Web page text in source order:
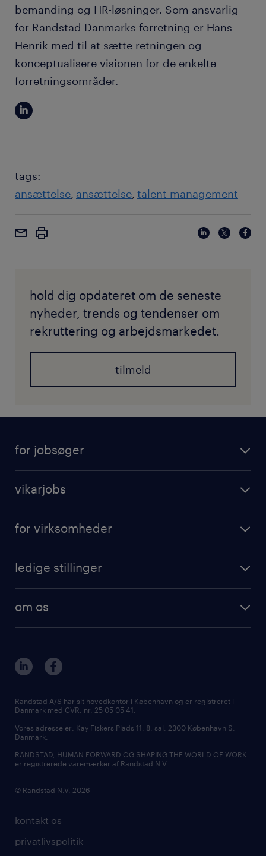
bemanding og HR-løsninger. Som ansvarlig
for Randstad Danmarks forretning er Hans
Henrik med til at sætte retningen og
konceptualisere visionen for de enkelte
forretningsområder.
tags:
ansættelse ansættelse talent management
hold dig opdateret om de seneste
nyheder, trends og tendenser om
rekruttering og arbejdsmarkedet.
tilmeld
for jobsøger
vikarjobs
for virksomheder
ledige stillinger
om os
kontakt os
privatlivspolitik
Randstad A/S har sit hovedkontor i København og er registreret i
Danmark med CVR. nr. 25 05 05 41.
Vores adresse er: Kay Fiskers Plads 11, 8. sal, 2300 København S,
Danmark.
RANDSTAD, HUMAN FORWARD OG SHAPING THE WORLD OF WORK
er registrerede varemærker af Randstad N.V.
© Randstad N.V. 2026